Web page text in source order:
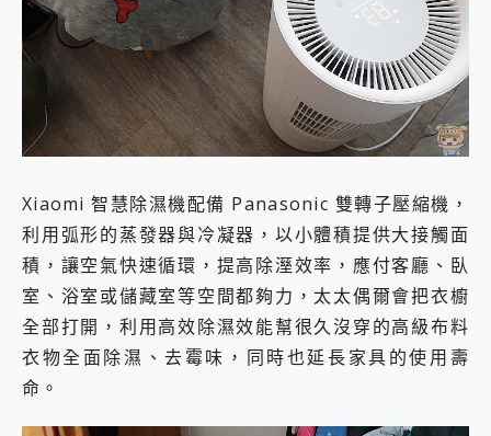
Xiaomi 智慧除濕機配備 Panasonic 雙轉子壓縮機，
利用弧形的蒸發器與冷凝器，以小體積提供大接觸面
積，讓空氣快速循環，提高除溼效率，應付客廳、臥
室、浴室或儲藏室等空間都夠力，太太偶爾會把衣櫥
全部打開，利用高效除濕效能幫很久沒穿的高級布料
衣物全面除濕、去霉味，同時也延長家具的使用壽
命。